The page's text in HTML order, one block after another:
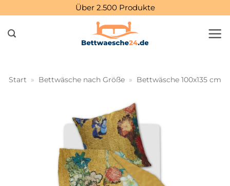
springen
Über 2.500 Produkte
Start » Bettwäsche nach Größe » Bettwäsche 100x135 cm